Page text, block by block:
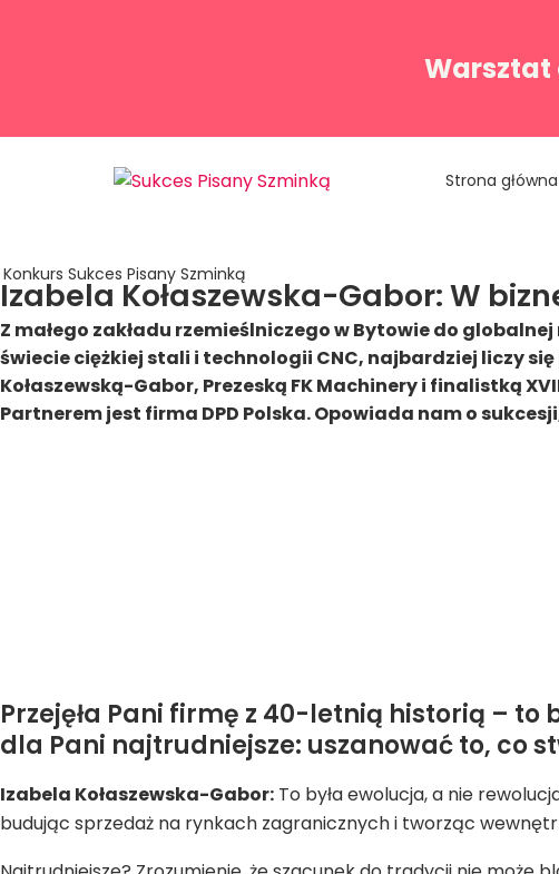
Warsztat
Strona główna
Konkurs Sukces Pisany Szminką
Izabela Kołaszewska-Gabor: W
Z małego zakładu rzemieślniczego w Bytowie do
świecie ciężkiej stali i technologii CNC, najbardziej liczy
Kołaszewską-Gabor, Prezeską FK Machinery i finalistką
Partnerem jest firma DPD Polska. Opowiada nam o
Przejęła Pani firmę z 40-letnią historią –
dla Pani najtrudniejsze: uszanować to, co
Izabela Kołaszewska-Gabor: To była ewolucja, a nie
budując sprzedaż na rynkach zagranicznych i tworząc